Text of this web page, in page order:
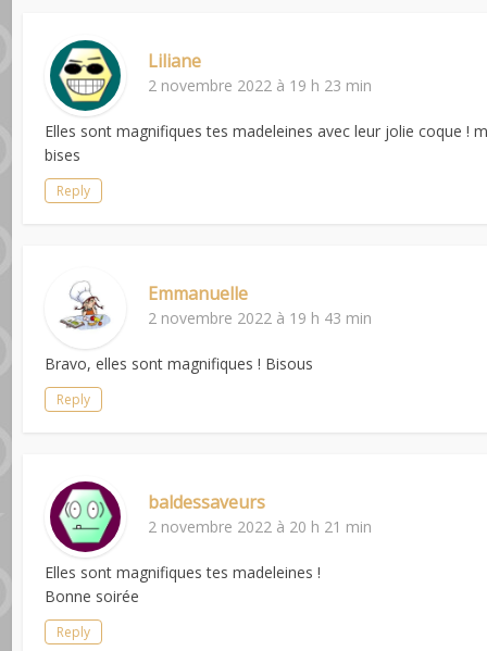
Liliane
2 novembre 2022 à 19 h 23 min
Elles sont magnifiques tes madeleines avec leur jolie coque !
bises
Reply
Emmanuelle
2 novembre 2022 à 19 h 43 min
Bravo, elles sont magnifiques ! Bisous
Reply
baldessaveurs
2 novembre 2022 à 20 h 21 min
Elles sont magnifiques tes madeleines !
Bonne soirée
Reply